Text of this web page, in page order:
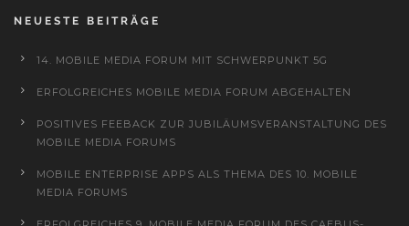
NEUESTE BEITRÄGE
14. MOBILE MEDIA FORUM MIT SCHWERPUNKT 5G
ERFOLGREICHES MOBILE MEDIA FORUM ABGEHALTEN
POSITIVES FEEBACK ZUR JUBILÄUMSVERANSTALTUNG DES
MOBILE MEDIA FORUMS
MOBILE ENTERPRISE APPS ALS THEMA DES 10. MOBILE
MEDIA FORUMS